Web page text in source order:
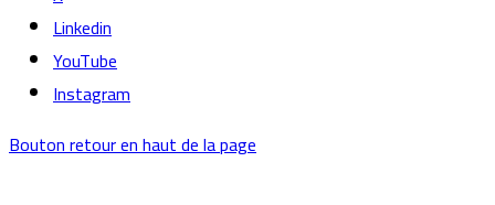
Linkedin
YouTube
Instagram
Bouton retour en haut de la page